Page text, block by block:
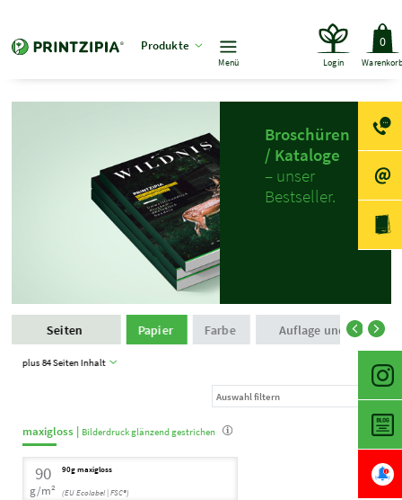
Produkte
Menü Login
0
Broschüren
/ Kataloge
– unser
Bestseller.
Seiten
plus 84 Seiten Inhalt
Papier Farbe Auflage und
maxigloss | Bilderdruck glänzend gestrichen
90
g/m²
90g maxigloss
(EU Ecolabel | FSC®)